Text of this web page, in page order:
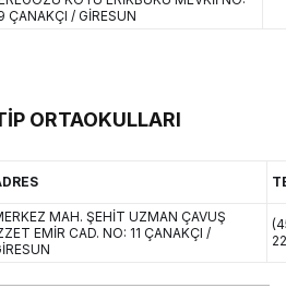
ÇANAKÇI / GİRESUN
ORTAOKULLARI
MAH. ŞEHİT UZMAN ÇAVUŞ
EMİR CAD. NO: 11 ÇANAKÇI /